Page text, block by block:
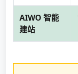
AIWO 智能
建站